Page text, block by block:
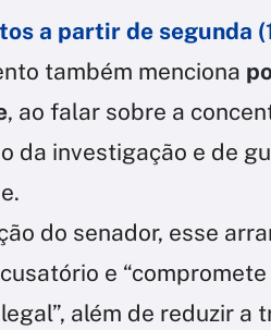
a partir de segunda
também menciona
, ao falar sobre a
da investigação e de
do senador, esse
e
além de reduzir